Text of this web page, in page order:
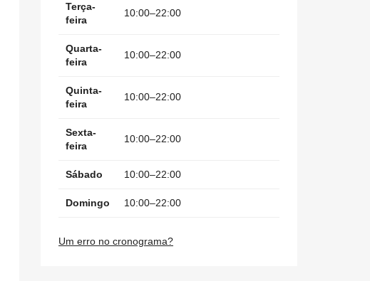
Terça-
feira
10:00–22:00
Quarta-
feira
10:00–22:00
Quinta-
feira
10:00–22:00
Sexta-
feira
10:00–22:00
Sábado 10:00–22:00
Domingo 10:00–22:00
Um erro no cronograma?